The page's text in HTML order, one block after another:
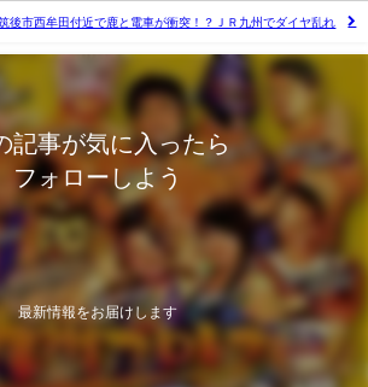
後市西牟田付近で鹿と電車が衝突！？ＪＲ九州でダイヤ乱れ
記事が気に入ったら
フォローしよう
最新情報をお届けします